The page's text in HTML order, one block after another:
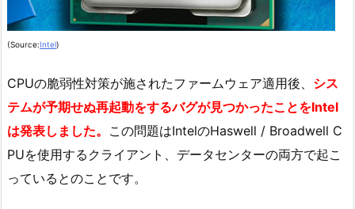
(Source:Intel)
CPUの脆弱性対策が施されたファームウェア適用後、 シス
テムが予期せぬ再起動をするバグが見つかったことをIntel
は発表しました。 この問題はIntelのHaswell / Broadwell C
PUを使用するクライアント、データセンターの両方で起こ
っているとのことです。